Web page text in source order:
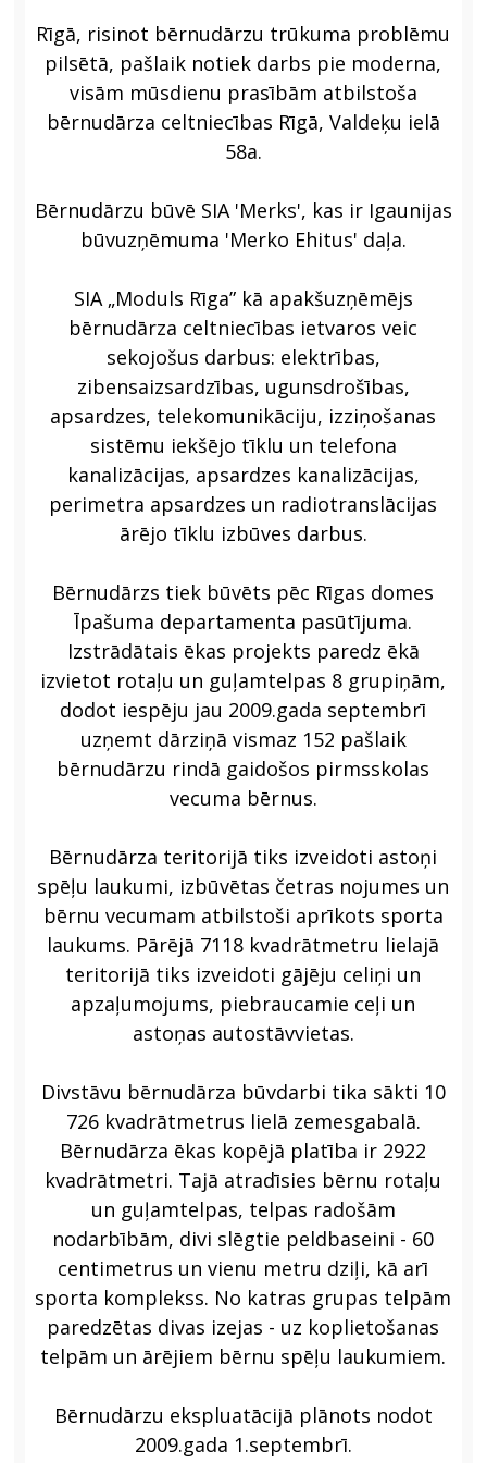
Rīgā, risinot bērnudārzu trūkuma problēmu
pilsētā, pašlaik notiek darbs pie moderna,
visām mūsdienu prasībām atbilstoša
bērnudārza celtniecības Rīgā, Valdeķu ielā
58a.
Bērnudārzu būvē SIA 'Merks', kas ir Igaunijas
būvuzņēmuma 'Merko Ehitus' daļa.
SIA „Moduls Rīga” kā apakšuzņēmējs
bērnudārza celtniecības ietvaros veic
sekojošus darbus: elektrības,
zibensaizsardzības, ugunsdrošības,
apsardzes, telekomunikāciju, izziņošanas
sistēmu iekšējo tīklu un telefona
kanalizācijas, apsardzes kanalizācijas,
perimetra apsardzes un radiotranslācijas
ārējo tīklu izbūves darbus.
Bērnudārzs tiek būvēts pēc Rīgas domes
Īpašuma departamenta pasūtījuma.
Izstrādātais ēkas projekts paredz ēkā
izvietot rotaļu un guļamtelpas 8 grupiņām,
dodot iespēju jau 2009.gada septembrī
uzņemt dārziņā vismaz 152 pašlaik
bērnudārzu rindā gaidošos pirmsskolas
vecuma bērnus.
Bērnudārza teritorijā tiks izveidoti astoņi
spēļu laukumi, izbūvētas četras nojumes un
bērnu vecumam atbilstoši aprīkots sporta
laukums. Pārējā 7118 kvadrātmetru lielajā
teritorijā tiks izveidoti gājēju celiņi un
apzaļumojums, piebraucamie ceļi un
astoņas autostāvvietas.
Divstāvu bērnudārza būvdarbi tika sākti 10
726 kvadrātmetrus lielā zemesgabalā.
Bērnudārza ēkas kopējā platība ir 2922
kvadrātmetri. Tajā atradīsies bērnu rotaļu
un guļamtelpas, telpas radošām
nodarbībām, divi slēgtie peldbaseini - 60
centimetrus un vienu metru dziļi, kā arī
sporta komplekss. No katras grupas telpām
paredzētas divas izejas - uz koplietošanas
telpām un ārējiem bērnu spēļu laukumiem.
Bērnudārzu ekspluatācijā plānots nodot
2009.gada 1.septembrī.